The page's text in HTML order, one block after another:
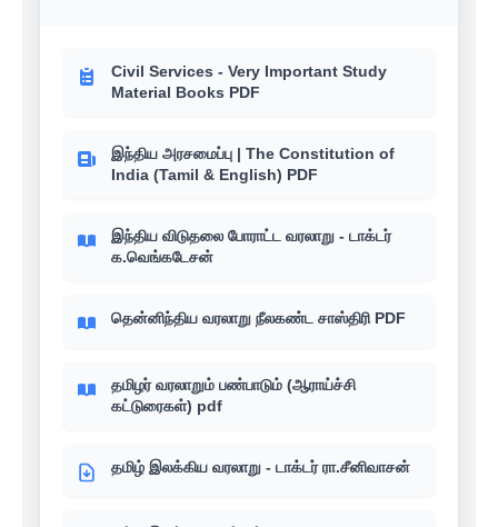
Civil Services - Very Important Study
Material Books PDF
இந்திய அரசமைப்பு | The Constitution of
India (Tamil & English) PDF
இந்திய விடுதலை போராட்ட வரலாறு - டாக்டர்
க.வெங்கடேசன்
தென்னிந்திய வரலாறு நீலகண்ட சாஸ்திரி PDF
தமிழர் வரலாறும் பண்பாடும் (ஆராய்ச்சி
கட்டுரைகள்) pdf
தமிழ் இலக்கிய வரலாறு - டாக்டர் ரா.சீனிவாசன்